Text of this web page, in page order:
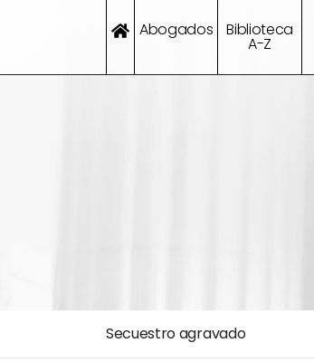
Abogados Biblioteca
A-Z
Secuestro agravado